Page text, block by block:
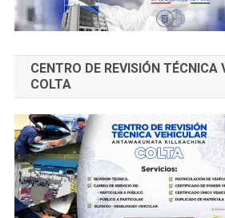
CENTRO DE REVISIÓN TÉCNICA
COLTA